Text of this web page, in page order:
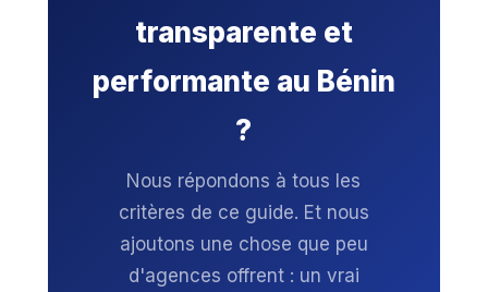
transparente et
performante au Bénin
?
Nous répondons à tous les
critères de ce guide. Et nous
ajoutons une chose que peu
d'agences offrent : un vrai